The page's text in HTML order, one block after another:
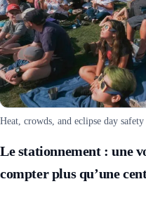
Heat, crowds, and eclipse day
Le stationnement : une
compter plus qu’une